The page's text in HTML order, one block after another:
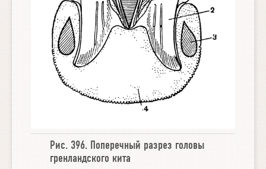
Рис. 396. Поперечный разрез головы
гренландского кита